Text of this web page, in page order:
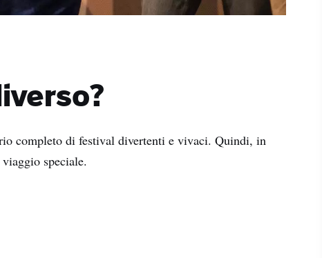
completo di festival divertenti e vivaci. Quindi, in
speciale.